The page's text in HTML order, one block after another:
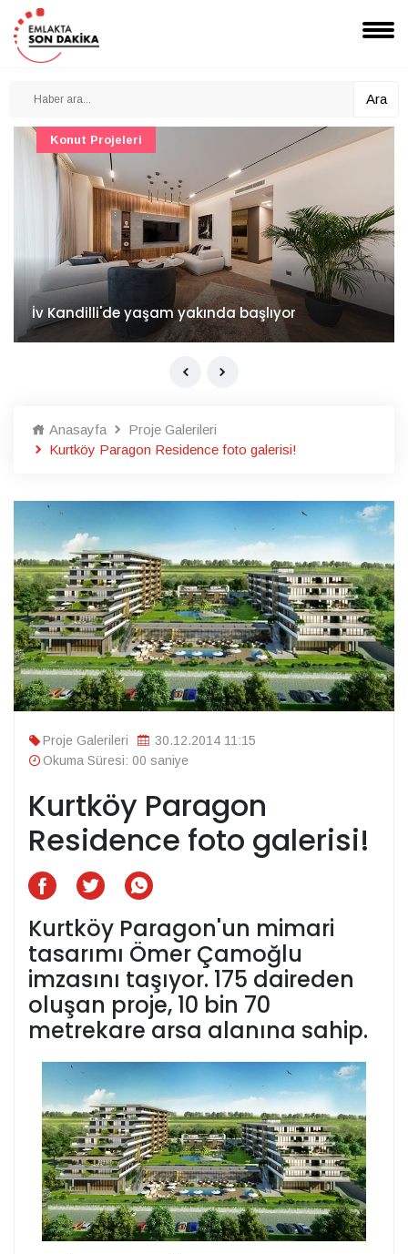
Ara
İv Kandilli'de yaşam yakında başlıyor
Konut Projeleri
Anasayfa
Proje Galerileri
Kurtköy Paragon Residence foto galerisi!
Proje Galerileri
30.12.2014 11:15
Okuma Süresi: 00 saniye
Kurtköy Paragon
Residence foto galerisi!
Kurtköy Paragon'un mimari
tasarımı Ömer Çamoğlu
imzasını taşıyor. 175 daireden
oluşan proje, 10 bin 70
metrekare arsa alanına sahip.